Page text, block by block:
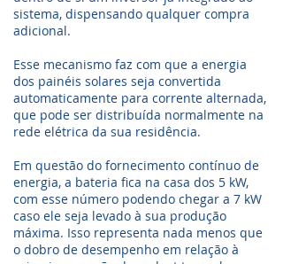
sistema, dispensando qualquer compra
adicional.
Esse mecanismo faz com que a energia
dos painéis solares seja convertida
automaticamente para corrente alternada,
que pode ser distribuída normalmente na
rede elétrica da sua residência.
Em questão do fornecimento contínuo de
energia, a bateria fica na casa dos 5 kW,
com esse número podendo chegar a 7 kW
caso ele seja levado à sua produção
máxima. Isso representa nada menos que
o dobro de desempenho em relação à